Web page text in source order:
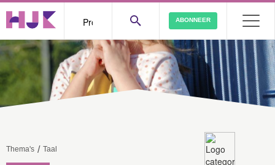
ABONNEER
Thema's / Taal